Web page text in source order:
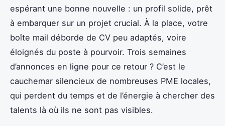
espérant une bonne nouvelle : un profil solide, prêt
à embarquer sur un projet crucial. À la place, votre
boîte mail déborde de CV peu adaptés, voire
éloignés du poste à pourvoir. Trois semaines
d’annonces en ligne pour ce retour ? C’est le
cauchemar silencieux de nombreuses PME locales,
qui perdent du temps et de l’énergie à chercher des
talents là où ils ne sont pas visibles.